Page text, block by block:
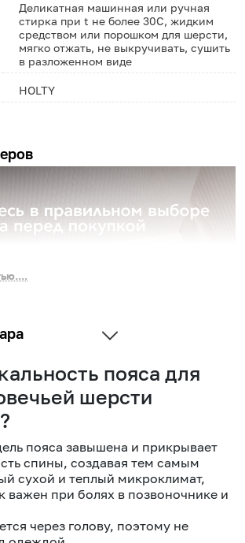
Деликатная машинная или ручная
стирка при t не более 30С, жидким
средством или порошком для шерсти,
мягко отжать, не выкручивать, сушить
в разложенном виде
HOLTY
пояса для
шерсти
пояса завышена и прикрывает
спины, создавая тем самым
сухой и теплый микроклимат,
важен при болях в позвоночнике и
через голову, поэтому не